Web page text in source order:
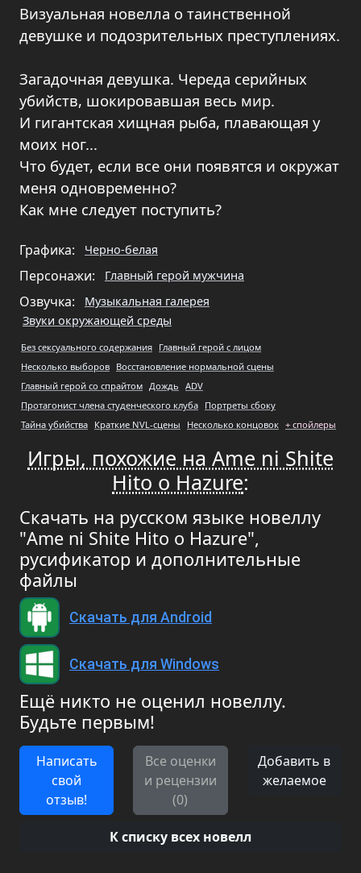
Визуальная новелла о таинственной
девушке и подозрительных преступлениях.
Загадочная девушка. Череда серийных
убийств, шокировавшая весь мир.
И гигантская хищная рыба, плавающая у
моих ног...
Что будет, если все они появятся и окружат
меня одновременно?
Как мне следует поступить?
Графика: Черно-белая
Персонажи: Главный герой мужчина
Озвучка:
Музыкальная галерея
Звуки окружающей среды
Без сексуального содержания Главный герой с лицом
Несколько выборов Восстановление нормальной сцены
Главный герой со спрайтом Дождь ADV
Протагонист члена студенческого клуба Портреты сбоку
Тайна убийства Краткие NVL-сцены Несколько концовок + спойлеры
Игры, похожие на Ame ni Shite
Hito o Hazure:
Скачать на русском языке новеллу
"Ame ni Shite Hito o Hazure",
русификатор и дополнительные
файлы
Скачать для Android
Скачать для Windows
Ещё никто не оценил новеллу.
Будьте первым!
Написать
свой
отзыв!
Все оценки
и рецензии
(0)
Добавить в
желаемое
К списку всех новелл